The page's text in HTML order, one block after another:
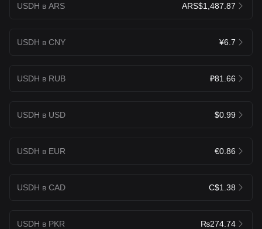
USDH в ARS ARS$1,487.87
USDH в CNY ¥6.7
USDH в RUB ₽81.66
USDH в USD $0.99
USDH в EUR €0.86
USDH в CAD C$1.38
USDH в PKR ₨274.74